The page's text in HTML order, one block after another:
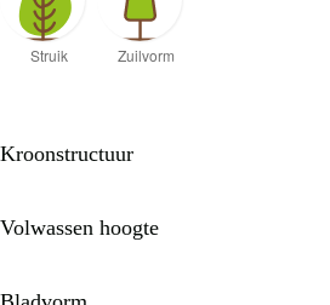
Kroonstructuur
Volwassen hoogte